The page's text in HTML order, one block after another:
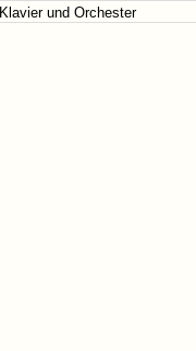
Klavier und Orchester